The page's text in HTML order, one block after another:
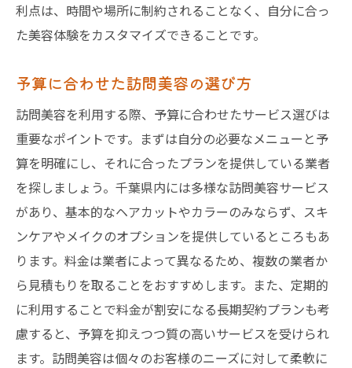
利点は、時間や場所に制約されることなく、自分に合っ
た美容体験をカスタマイズできることです。
予算に合わせた訪問美容の選び方
訪問美容を利用する際、予算に合わせたサービス選びは
重要なポイントです。まずは自分の必要なメニューと予
算を明確にし、それに合ったプランを提供している業者
を探しましょう。千葉県内には多様な訪問美容サービス
があり、基本的なヘアカットやカラーのみならず、スキ
ンケアやメイクのオプションを提供しているところもあ
ります。料金は業者によって異なるため、複数の業者か
ら見積もりを取ることをおすすめします。また、定期的
に利用することで料金が割安になる長期契約プランも考
慮すると、予算を抑えつつ質の高いサービスを受けられ
ます。訪問美容は個々のお客様のニーズに対して柔軟に